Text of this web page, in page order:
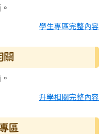
學生專區完整內容
關
升學相關完整內容
區